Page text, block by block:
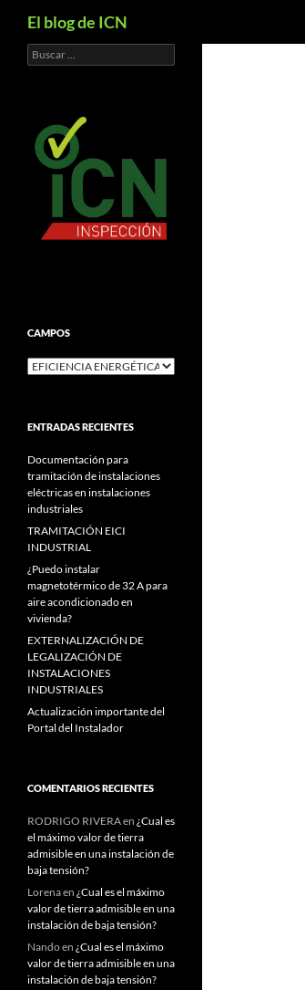
El blog de ICN
Buscar:
CAMPOS
CAMPOS
ENTRADAS RECIENTES
Documentación para
tramitación de instalaciones
eléctricas en instalaciones
industriales
TRAMITACIÓN EICI
INDUSTRIAL
¿Puedo instalar
magnetotérmico de 32 A para
aire acondicionado en
vivienda?
EXTERNALIZACIÓN DE
LEGALIZACIÓN DE
INSTALACIONES
INDUSTRIALES
Actualización importante del
Portal del Instalador
COMENTARIOS RECIENTES
RODRIGO RIVERAen ¿Cual es
el máximo valor de tierra
admisible en una instalación de
baja tensión?
Lorenaen ¿Cual es el máximo
valor de tierra admisible en una
instalación de baja tensión?
Nandoen ¿Cual es el máximo
valor de tierra admisible en una
instalación de baja tensión?